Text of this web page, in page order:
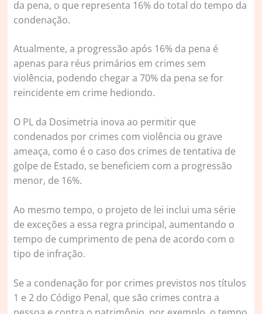
da pena, o que representa 16% do total do tempo da
condenação.
Atualmente, a progressão após 16% da pena é
apenas para réus primários em crimes sem
violência, podendo chegar a 70% da pena se for
reincidente em crime hediondo.
O PL da Dosimetria inova ao permitir que
condenados por crimes com violência ou grave
ameaça, como é o caso dos crimes de tentativa de
golpe de Estado, se beneficiem com a progressão
menor, de 16%.
Ao mesmo tempo, o projeto de lei inclui uma série
de exceções a essa regra principal, aumentando o
tempo de cumprimento de pena de acordo com o
tipo de infração.
Se a condenação for por crimes previstos nos títulos
1 e 2 do Código Penal, que são crimes contra a